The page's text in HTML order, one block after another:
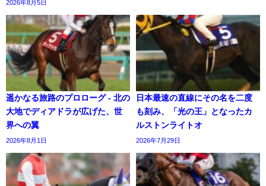
2026年8月5日
遥かなる旅路のプロローグ - 北の
大地でディアドラが広げた、世
界への翼
2026年8月1日
日本最速の直線にその名を二度
も刻み、「光の王」となったカ
ルストンライトオ
2026年7月29日